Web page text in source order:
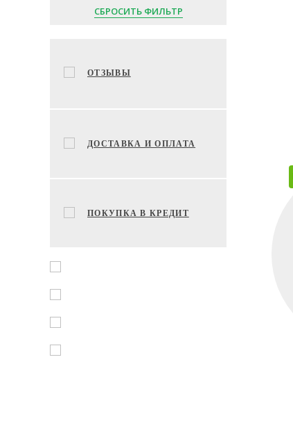
СБРОСИТЬ ФИЛЬТР
ОТЗЫВЫ
ДОСТАВКА И ОПЛАТА
ПОКУПКА В КРЕДИТ